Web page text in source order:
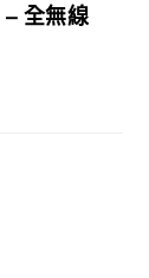
全無線